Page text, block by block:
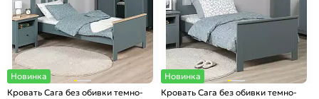
Новинка
Кровать Сага без обивки темно-
Новинка
Кровать Сага без обивки темно-